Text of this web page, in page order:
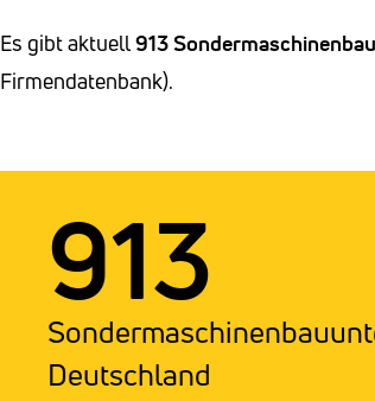
Es gibt aktuell913
Firmendatenbank).
913
Deutschland